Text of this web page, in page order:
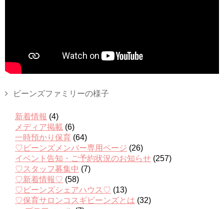
ビーンズファミリーの様子
新着情報 (4)
メディア掲載 (6)
一時預かり保育 (64)
♡ビーンズメンバー専用ページ (26)
イベント告知・ご予約状況のお知らせ (257)
♡スタッフ募集中 (7)
♡新着情報♡ (58)
♡ビーンズシェアハウス♡ (13)
♡保育サロンコスギビーンズとは (32)